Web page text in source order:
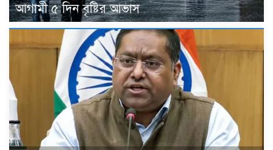
আগামী ৫ দিন বৃষ্টির আভাস